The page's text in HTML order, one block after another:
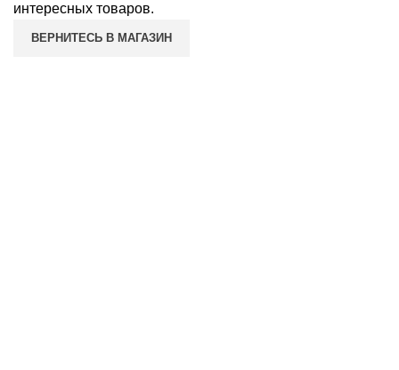
интересных товаров.
ВЕРНИТЕСЬ В МАГАЗИН